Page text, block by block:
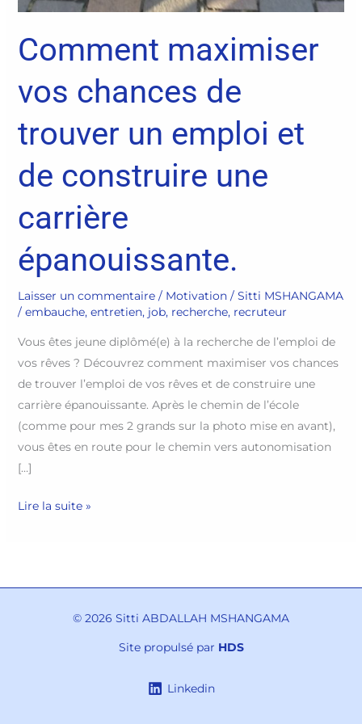
Comment maximiser
vos chances de
trouver un emploi et
de construire une
carrière
épanouissante.
Laisser un commentaire / Motivation/ Sitti MSHANGAMA
/ embauche, entretien, job, recherche, recruteur
Vous êtes jeune diplômé(e) à la recherche de l’emploi de
vos rêves ? Découvrez comment maximiser vos chances
de trouver l’emploi de vos rêves et de construire une
carrière épanouissante. Après le chemin de l’école
(comme pour mes 2 grands sur la photo mise en avant),
vous êtes en route pour le chemin vers autonomisation
[…]
Lire la suite »
© 2026 Sitti ABDALLAH MSHANGAMA
Site propulsé par HDS
Linkedin